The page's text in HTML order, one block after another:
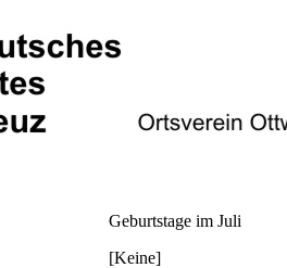
Geburtstage im Juli
[Keine]